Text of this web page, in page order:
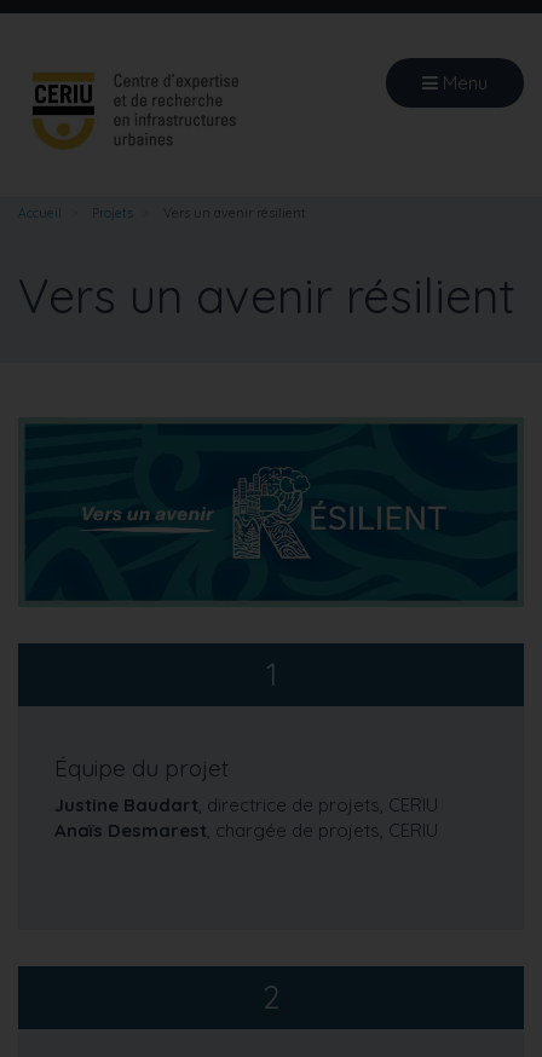
Aller
principal
Menu
Accueil Projets Vers un avenir résilient
Vers un avenir résilient
1
Équipe du projet
Justine Baudart , directrice de projets, CERIU
Anaïs Desmarest , chargée de projets, CERIU
2